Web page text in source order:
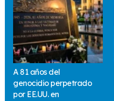
A 81 años del
genocidio perpetrado
por EE.UU. en